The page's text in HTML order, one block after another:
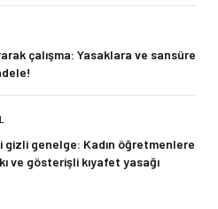
çalışma: Yasaklara ve sansüre
gizli genelge: Kadın öğretmenlere
ve gösterişli kıyafet yasağı